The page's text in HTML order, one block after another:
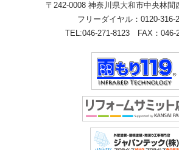
〒242-0008 神奈川県大和市中央林間
フリーダイヤル： 0120-316-
TEL:046-271-8123 FAX：046-